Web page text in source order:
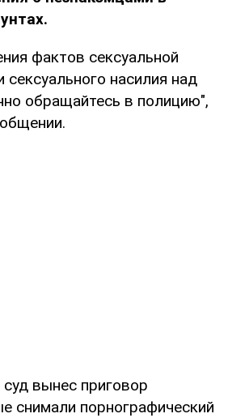
фактов сексуальной
сексуального насилия над
обращайтесь в полицию",
вынес приговор
снимали порнографический